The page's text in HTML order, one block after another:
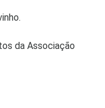
da Associação